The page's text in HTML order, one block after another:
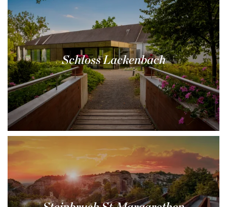
Schloss Lackenbach